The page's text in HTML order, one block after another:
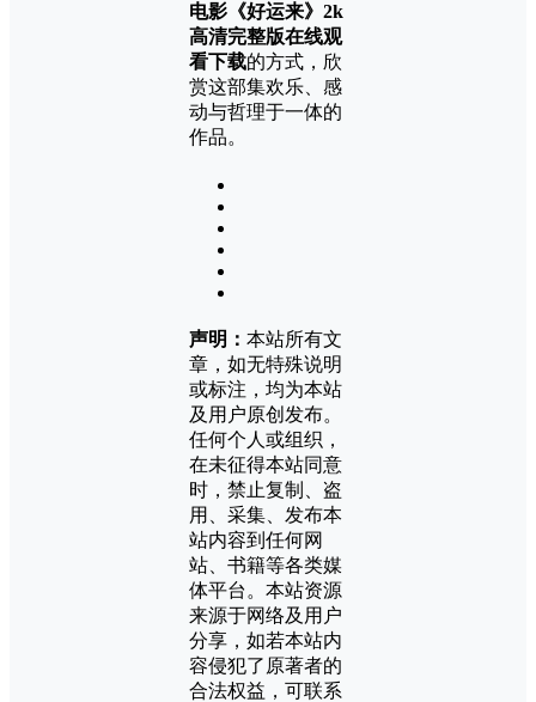
电影《好运来》2k
高清完整版在线观
看下载的方式，欣
赏这部集欢乐、感
动与哲理于一体的
作品。
声明： 本站所有文
章，如无特殊说明
或标注，均为本站
及用户原创发布。
任何个人或组织，
在未征得本站同意
时，禁止复制、盗
用、采集、发布本
站内容到任何网
站、书籍等各类媒
体平台。本站资源
来源于网络及用户
分享，如若本站内
容侵犯了原著者的
合法权益，可联系